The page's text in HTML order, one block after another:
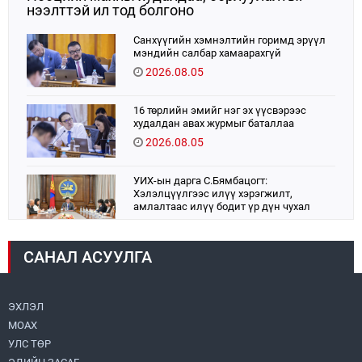
нээлттэй ил тод болгоно
Санхүүгийн хэмнэлтийн горимд эрүүл
мэндийн салбар хамаарахгүй
2026.08.05
16 төрлийн эмийг нэг эх үүсвэрээс
худалдан авах журмыг баталлаа
2026.08.05
УИХ-ын дарга С.Бямбацогт:
Хэлэлцүүлгээс илүү хэрэгжилт,
амлалтаас илүү бодит үр дүн чухал
Монголбанк 7 дугаар сард 1,439.2 кг үнэт
САНАЛ АСУУЛГА
ЭХЛЭЛ
МОАХ
УЛС ТӨР